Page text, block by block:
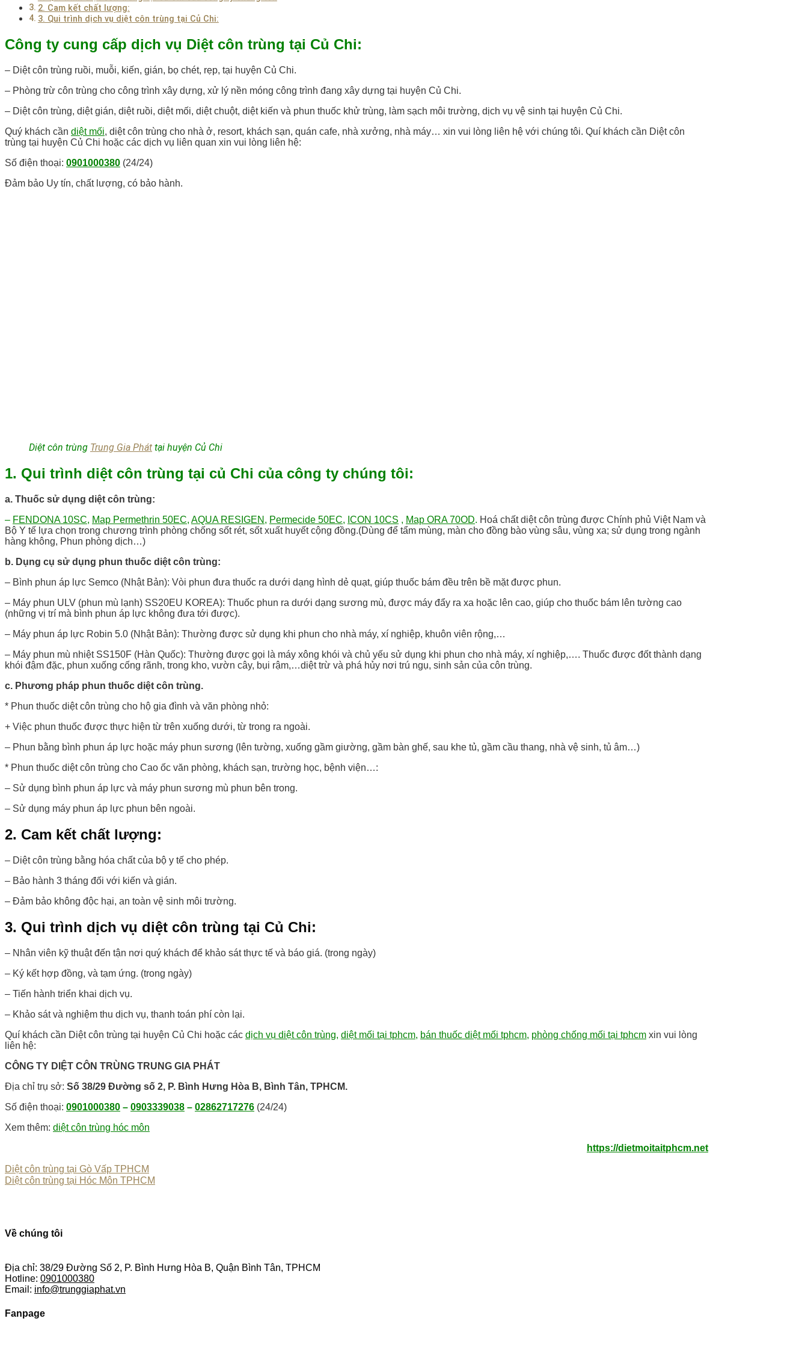
2. Cam kết chất lượng:
3. Qui trình dịch vụ diệt côn trùng tại Củ Chi:
Công ty cung cấp dịch vụ Diệt côn trùng tại Củ Chi:
– Diệt côn trùng ruồi, muỗi, kiến, gián, bọ chét, rẹp, tại huyện Củ Chi.
– Phòng trừ côn trùng cho công trình xây dựng, xử lý nền móng công trình đang xây dựng tại huyện Củ Chi.
– Diệt côn trùng, diệt gián, diệt ruồi, diệt mối, diệt chuột, diệt kiến và phun thuốc khử trùng, làm sạch môi trường, dịch vụ vệ sinh tại huyện Củ Chi.
Quý khách cần diệt mối, diệt côn trùng cho nhà ở, resort, khách sạn, quán cafe, nhà xưởng, nhà máy… xin vui lòng liên hệ với chúng tôi. Quí khách cần Diệt côn
trùng tại huyện Củ Chi hoặc các dịch vụ liên quan xin vui lòng liên hệ:
Số điện thoại: 0901000380 (24/24)
Đảm bảo Uy tín, chất lượng, có bảo hành.
Diệt côn trùng Trung Gia Phát tại huyện Củ Chi
1. Qui trình diệt côn trùng tại củ Chi của công ty chúng tôi:
a. Thuốc sử dụng diệt côn trùng:
– FENDONA 10SC, Map Permethrin 50EC, AQUA RESIGEN , Permecide 50EC, ICON 10CS , Map ORA 70OD. Hoá chất diệt côn trùng được Chính phủ Việt Nam và
Bộ Y tế lựa chọn trong chương trình phòng chống sốt rét, sốt xuất huyết cộng đồng.(Dùng để tẩm mùng, màn cho đồng bào vùng sâu, vùng xa; sử dụng trong ngành
hàng không, Phun phòng dịch…)
b. Dụng cụ sử dụng phun thuốc diệt côn trùng:
– Bình phun áp lực Semco (Nhật Bản): Vòi phun đưa thuốc ra dưới dạng hình dẻ quạt, giúp thuốc bám đều trên bề mặt được phun.
– Máy phun ULV (phun mù lạnh) SS20EU KOREA): Thuốc phun ra dưới dạng sương mù, được máy đẩy ra xa hoặc lên cao, giúp cho thuốc bám lên tường cao
(những vị trí mà bình phun áp lực không đưa tới được).
– Máy phun áp lực Robin 5.0 (Nhật Bản): Thường được sử dụng khi phun cho nhà máy, xí nghiệp, khuôn viên rộng,…
– Máy phun mù nhiệt SS150F (Hàn Quốc): Thường được gọi là máy xông khói và chủ yếu sử dụng khi phun cho nhà máy, xí nghiệp,…. Thuốc được đốt thành dạng
khói đậm đặc, phun xuống cống rãnh, trong kho, vườn cây, bụi rậm,…diệt trừ và phá hủy nơi trú ngụ, sinh sản của côn trùng.
c. Phương pháp phun thuốc diệt côn trùng.
* Phun thuốc diệt côn trùng cho hộ gia đình và văn phòng nhỏ:
+ Việc phun thuốc được thực hiện từ trên xuống dưới, từ trong ra ngoài.
– Phun bằng bình phun áp lực hoặc máy phun sương (lên tường, xuống gầm giường, gầm bàn ghế, sau khe tủ, gầm cầu thang, nhà vệ sinh, tủ âm…)
* Phun thuốc diệt côn trùng cho Cao ốc văn phòng, khách sạn, trường học, bệnh viện…:
– Sử dụng bình phun áp lực và máy phun sương mù phun bên trong.
– Sử dụng máy phun áp lực phun bên ngoài.
2. Cam kết chất lượng:
– Diệt côn trùng bằng hóa chất của bộ y tế cho phép.
– Bảo hành 3 tháng đối với kiến và gián.
– Đảm bảo không độc hại, an toàn vệ sinh môi trường.
3. Qui trình dịch vụ diệt côn trùng tại Củ Chi:
– Nhân viên kỹ thuật đến tận nơi quý khách để khảo sát thực tế và báo giá. (trong ngày)
– Ký kết hợp đồng, và tạm ứng. (trong ngày)
– Tiến hành triển khai dịch vụ.
– Khảo sát và nghiệm thu dịch vụ, thanh toán phí còn lại.
Quí khách cần Diệt côn trùng tại huyện Củ Chi hoặc các dịch vụ diệt côn trùng, diệt mối tại tphcm, bán thuốc diệt mối tphcm, phòng chống mối tại tphcm xin vui lòng
liên hệ:
CÔNG TY DIỆT CÔN TRÙNG TRUNG GIA PHÁT
Địa chỉ trụ sở: Số 38/29 Đường số 2, P. Bình Hưng Hòa B, Bình Tân, TPHCM.
Số điện thoại: 0901000380 – 0903339038 – 02862717276 (24/24)
Xem thêm: diệt côn trùng hóc môn
https://dietmoitaitphcm.net
Diệt côn trùng tại Gò Vấp TPHCM
Diệt côn trùng tại Hóc Môn TPHCM
Về chúng tôi
Địa chỉ: 38/29 Đường Số 2, P. Bình Hưng Hòa B, Quận Bình Tân, TPHCM
Hotline: 0901000380
Email: info@trunggiaphat.vn
Fanpage